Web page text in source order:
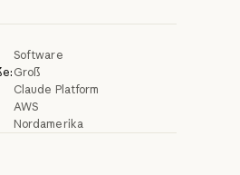
Software
Groß
Claude Platform
AWS
Nordamerika